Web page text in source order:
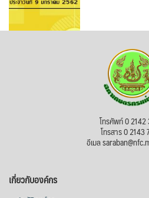
โทรศัพท์ 0 2142
โทรสาร 0 2143
อีเมล
เกี่ยวกับองค์กร